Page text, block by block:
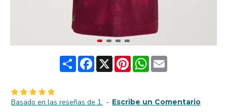
ShareFacebook
X PinterestWhatsApp
Email
Basado en las reseñas de 1. - Escribe un Comentario